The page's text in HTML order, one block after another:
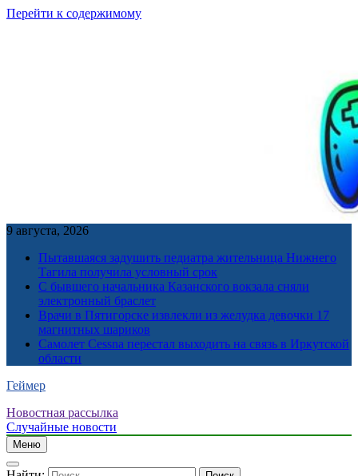
Перейти к содержимому
9 августа, 2026
Пытавшаяся задушить педиатра жительница Нижнего
Тагила получила условный срок
С бывшего начальника Казанского вокзала сняли
электронный браслет
Врачи в Пятигорске извлекли из желудка девочки 17
магнитных шариков
Самолет Cessna перестал выходить на связь в Иркутской
области
Геймер
Новостная рассылка
Случайные новости
Меню